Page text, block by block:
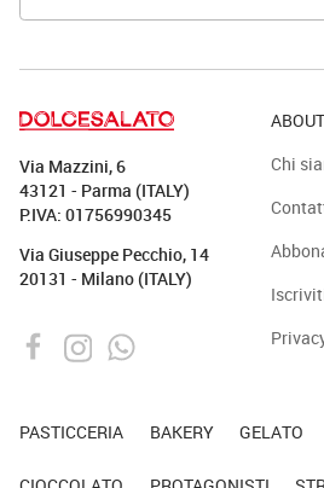
Via Mazzini, 6
43121 - Parma (ITALY)
P.IVA: 01756990345
Via Giuseppe Pecchio, 14
20131 - Milano (ITALY)
Chi
PASTICCERIA BAKERY GELATO